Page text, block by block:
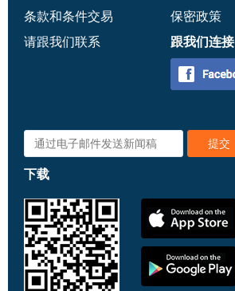
条款和条件交易
请跟我们联系
保密政策
跟我们连接
下载